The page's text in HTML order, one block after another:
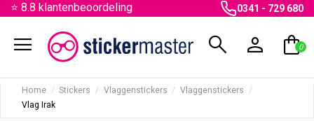
⭐ 8.8 klantenbeoordeling 0341 - 729 680
menu search person shopping_bag
0
Home Stickers Vlaggenstickers
Vlaggenstickers
Vlag Irak